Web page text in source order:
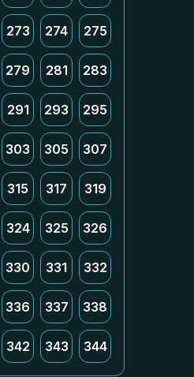
273 274 275
279 281 283
291 293 295
303 305 307
315 317 319
324 325 326
330 331 332
336 337 338
342 343 344